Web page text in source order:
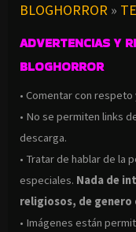
BLOGHORROR »
ADVERTENCIAS Y
BLOGHORROR
• Comentar con
• No se permiten links
descarga.
• Tratar de hablar de la
especiales. Nada de
religiosos, de genero
• Imágenes están